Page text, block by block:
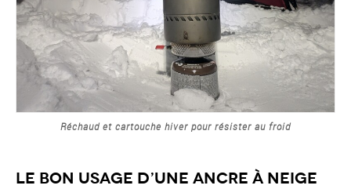
Réchaud et cartouche hiver pour résister au froid
Le bon usage d’une ancre à neige